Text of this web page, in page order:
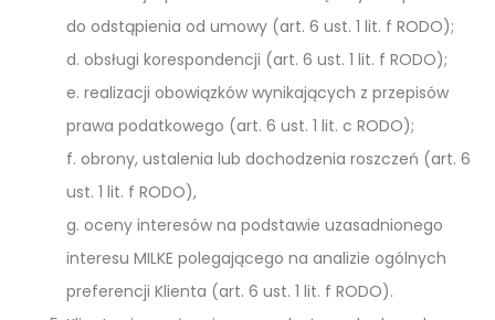
do odstąpienia od umowy (art. 6 ust. 1 lit. f RODO);
d. obsługi korespondencji (art. 6 ust. 1 lit. f RODO);
e. realizacji obowiązków wynikających z przepisów
prawa podatkowego (art. 6 ust. 1 lit. c RODO);
f. obrony, ustalenia lub dochodzenia roszczeń (art. 6
ust. 1 lit. f RODO),
g. oceny interesów na podstawie uzasadnionego
interesu MILKE polegającego na analizie ogólnych
preferencji Klienta (art. 6 ust. 1 lit. f RODO).